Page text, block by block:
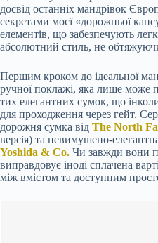
досвід останніх мандрівок
секретами моєї «дорожньої
елементів, що забезпечують
абсолютний стиль, не
Першим кроком до ідеальної
ручної поклажі, яка лише може
тих елегантних сумок, що
для проходження через гейт.
дорожня сумка від The North
версія) та невимушено-
Yoshida & Co. Чи завжди вони
виправдовує іноді сплачена
між вмістом та доступним